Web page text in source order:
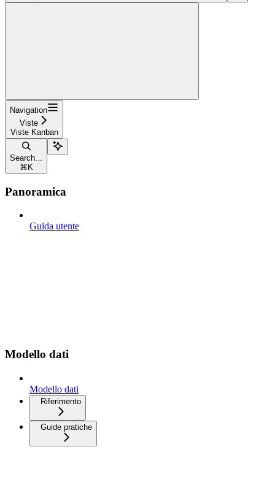
Navigation
Viste
Viste Kanban
Search...
⌘ K
Panoramica
Guida utente
Modello dati
Modello dati
Riferimento
Guide pratiche